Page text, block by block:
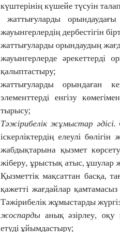
күштерінің күшейе түсуін
жаттығуларды орындаудағы дәйектілік және жүйелілік, оларды орындауы барысында
жауынгерлердің дербестігін
жаттығуларды орындаудың
жауынгерлерде әрекеттерді
қалыптастыру;
жаттығуларды орындаған
элементтерді енгізу
тырысу;
Тәжірибелік жұмыстар әдісі.
іскерліктердің елеулі
жабдықтарына қызмет
жіберу, ұрыстық атыс, ұшулар
Қызметтік мақсаттан басқа,
қажетті жағдайлар
Тәжірибелік жұмыстарды
жоспарды анық әзірлеу,
етуді ұйымдастыру;